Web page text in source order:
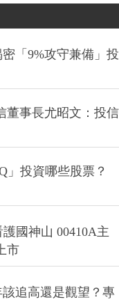
「9%攻守兼備」投
董事長尤昭文：投信
」投資哪些股票？
國神山 00410A主
市
追高還是觀望？專